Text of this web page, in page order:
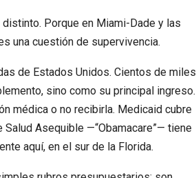
Porque en Miami-Dade y las
una cuestión de supervivencia.
de Estados Unidos. Cientos de miles
sino como su principal ingreso.
médica o no recibirla. Medicaid cubre
Asequible —“Obamacare”— tiene
aquí, en el sur de la Florida.